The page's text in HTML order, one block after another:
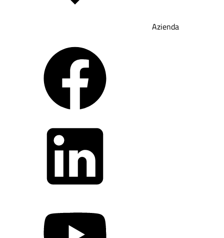
Azienda